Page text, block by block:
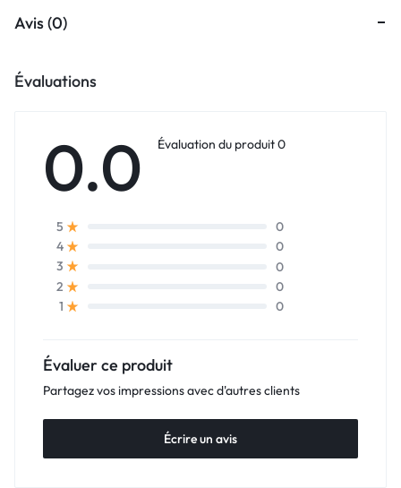
Avis (0)
Évaluations
0.0 Évaluation du produit 0
5
0
4
0
3
0
2
0
1
0
Évaluer ce produit
Partagez vos impressions avec d'autres clients
Écrire un avis